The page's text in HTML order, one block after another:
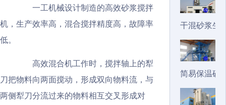
一工机械设计制造的高效砂浆搅拌
机，生产效率高，混合搅拌精度高，故障率
低。
高效混合机工作时，搅拌轴上的犁
刀把物料向两面搅动，形成双向物料流，与
两侧犁刀分流过来的物料相互交叉形成对
干混砂浆生
简易保温砂